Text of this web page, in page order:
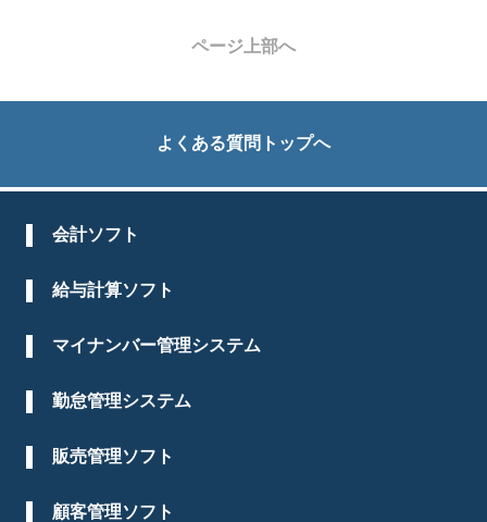
ページ上部へ
よくある質問トップへ
会計ソフト
給与計算ソフト
マイナンバー管理システム
勤怠管理システム
販売管理ソフト
顧客管理ソフト